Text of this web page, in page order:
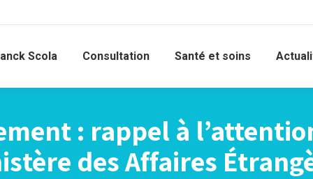
Scola Consultation Santé et soins
: rappel à
des Affaires